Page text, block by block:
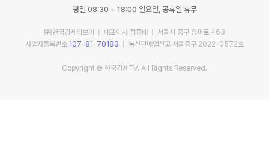
평일 08:30 ~ 18:00 일요일, 공휴일 휴무
㈜한국경제티브이 | 대표이사 정종태 | 서울시 중구 청파로 463
사업자등록번호 107-81-70183 | 통신판매업신고 서울중구 2022-0572호
Copyright © 한국경제TV. All Rights Reserved.